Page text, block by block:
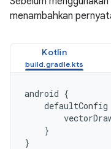
menambahkan
Kotlin
android {
defaultConfig
}
}